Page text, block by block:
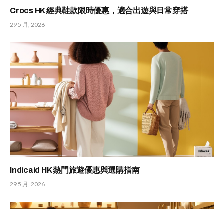
Crocs HK 經典鞋款限時優惠，適合出遊與日常穿搭
29 5 月, 2026
Indicaid HK 熱門旅遊優惠與選購指南
29 5 月, 2026